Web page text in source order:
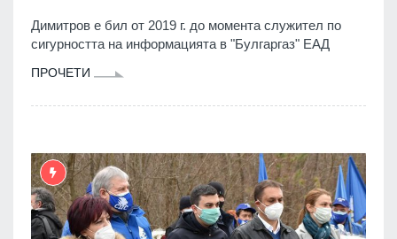
Димитров е бил от 2019 г. до момента служител по
сигурността на информацията в "Булгаргаз" ЕАД
ПРОЧЕТИ